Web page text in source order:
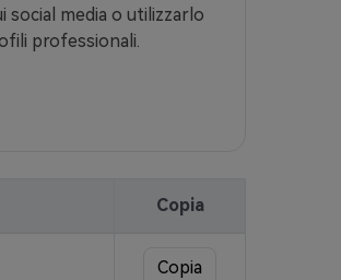
social media o utilizzarlo
professionali.
Copia
Copia